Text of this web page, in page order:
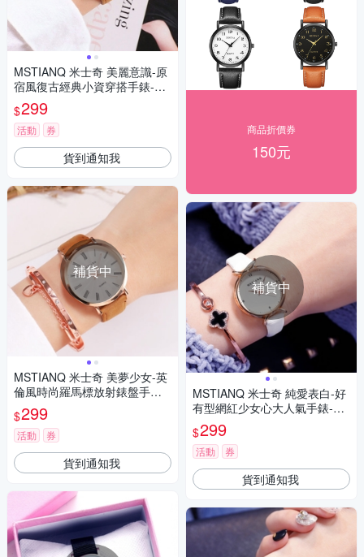
MSTIANQ 米士奇 美麗意識-原
宿風復古經典小資穿搭手錶-咖
啡色/38mm
$299
活動 券
貨到通知我
補貨中
MSTIANQ 米士奇 美夢少女-英
倫風時尚羅馬標放射錶盤手錶-
咖啡色/38mm
$299
活動 券
貨到通知我
商品折價券
150元
補貨中
MSTIANQ 米士奇 純愛表白-好
有型網紅少女心大人氣手錶-白
色/32mm
$299
活動 券
貨到通知我